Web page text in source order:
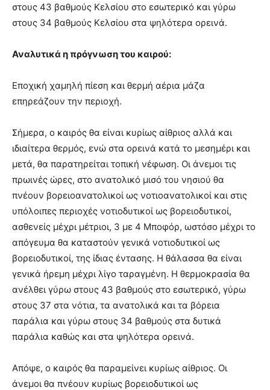
στους 43 βαθμούς Κελσίου στο εσωτερικό και γύρω
στους 34 βαθμούς Κελσίου στα ψηλότερα ορεινά.
Αναλυτικά η πρόγνωση του καιρού:
Εποχική χαμηλή πίεση και θερμή αέρια μάζα
επηρεάζουν την περιοχή.
Σήμερα, ο καιρός θα είναι κυρίως αίθριος αλλά και
ιδιαίτερα θερμός, ενώ στα ορεινά κατά το μεσημέρι και
μετά, θα παρατηρείται τοπική νέφωση. Οι άνεμοι τις
πρωινές ώρες, στο ανατολικό μισό του νησιού θα
πνέουν βορειοανατολικοί ως νοτιοανατολικοί και στις
υπόλοιπες περιοχές νοτιοδυτικοί ως βορειοδυτικοί,
ασθενείς μέχρι μέτριοι, 3 με 4 Μποφόρ, ωστόσο μέχρι το
απόγευμα θα καταστούν γενικά νοτιοδυτικοί ως
βορειοδυτικοί, της ίδιας έντασης. Η θάλασσα θα είναι
γενικά ήρεμη μέχρι λίγο ταραγμένη. Η θερμοκρασία θα
ανέλθει γύρω στους 43 βαθμούς στο εσωτερικό, γύρω
στους 37 στα νότια, τα ανατολικά και τα βόρεια
παράλια και γύρω στους 34 βαθμούς στα δυτικά
παράλια καθώς και στα ψηλότερα ορεινά.
Απόψε, ο καιρός θα παραμείνει κυρίως αίθριος. Οι
άνεμοι θα πνέουν κυρίως βορειοδυτικοί ως